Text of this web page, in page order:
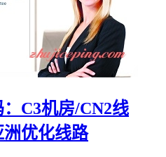
C3机房/CN2线
优化线路